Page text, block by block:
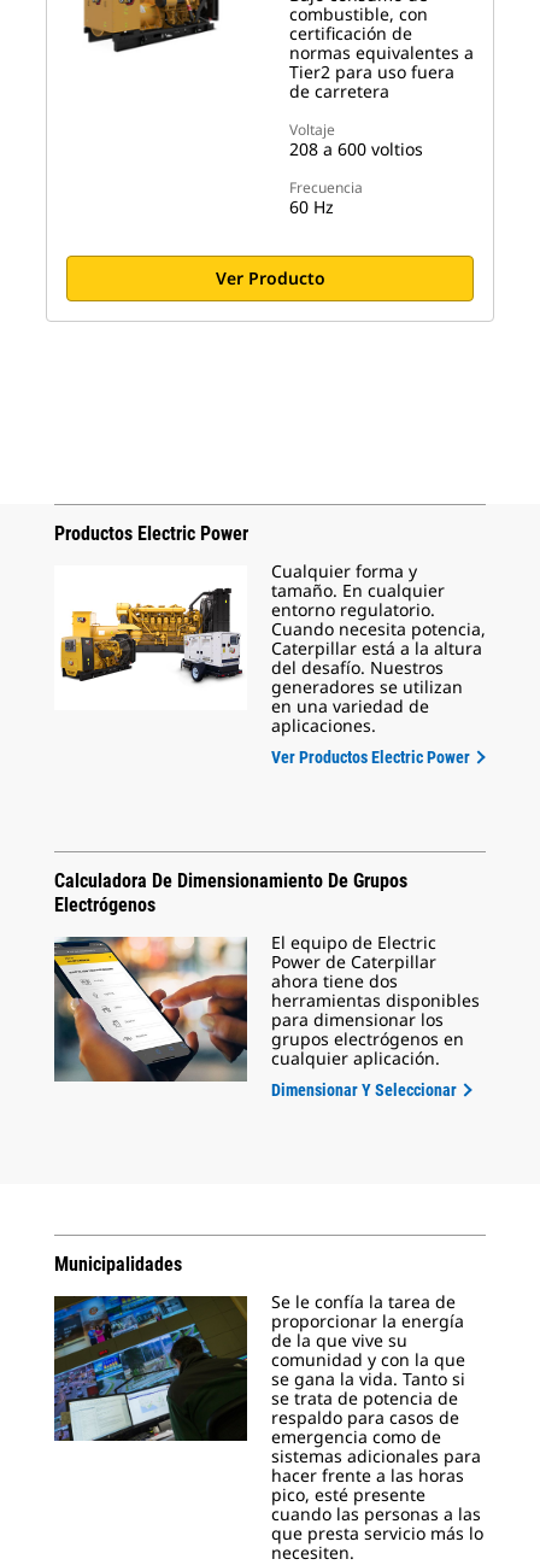
combustible, con
certificación de
normas equivalentes a
Tier2 para uso fuera
de carretera
Voltaje
208 a 600 voltios
Frecuencia
60 Hz
Ver Producto
Productos Electric Power
Cualquier forma y
tamaño. En cualquier
entorno regulatorio.
Cuando necesita potencia,
Caterpillar está a la altura
del desafío. Nuestros
generadores se utilizan
en una variedad de
aplicaciones.
Ver Productos Electric Power
Calculadora De Dimensionamiento De Grupos
Electrógenos
El equipo de Electric
Power de Caterpillar
ahora tiene dos
herramientas disponibles
para dimensionar los
grupos electrógenos en
cualquier aplicación.
Dimensionar Y Seleccionar
Municipalidades
Se le confía la tarea de
proporcionar la energía
de la que vive su
comunidad y con la que
se gana la vida. Tanto si
se trata de potencia de
respaldo para casos de
emergencia como de
sistemas adicionales para
hacer frente a las horas
pico, esté presente
cuando las personas a las
que presta servicio más lo
necesiten.